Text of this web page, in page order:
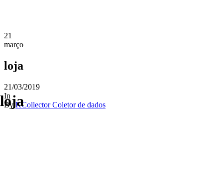
loja
21
março
loja
21/03/2019
In
ByKCollector Coletor de dados